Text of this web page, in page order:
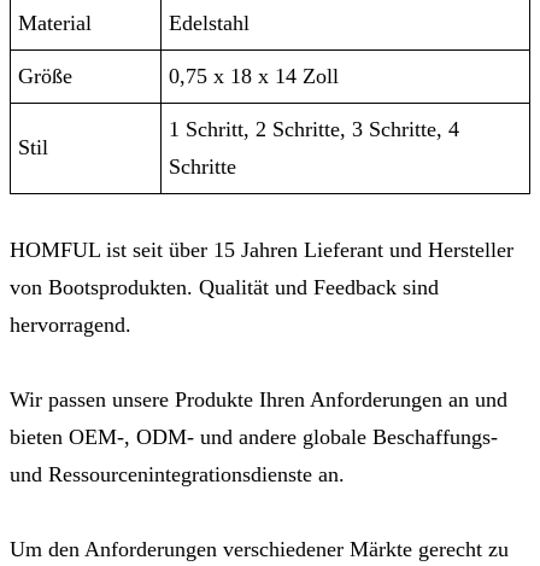
Material Edelstahl
Größe 0,75 x 18 x 14 Zoll
Stil
1 Schritt, 2 Schritte, 3 Schritte, 4
Schritte
HOMFUL ist seit über 15 Jahren Lieferant und Hersteller
von Bootsprodukten. Qualität und Feedback sind
hervorragend.
Wir passen unsere Produkte Ihren Anforderungen an und
bieten OEM-, ODM- und andere globale Beschaffungs-
und Ressourcenintegrationsdienste an.
Um den Anforderungen verschiedener Märkte gerecht zu